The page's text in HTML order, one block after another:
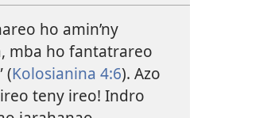
ho amin’ny
mba ho fantatrareo
(Kolosianina 4:6). Azo
teny ireo! Indro